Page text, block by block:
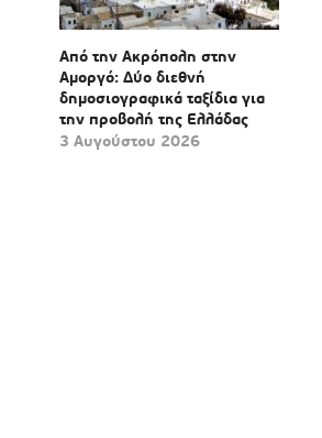
Από την Ακρόπολη στην
Αμοργό: Δύο διεθνή
δημοσιογραφικά ταξίδια για
την προβολή της Ελλάδας
3 Αυγούστου 2026